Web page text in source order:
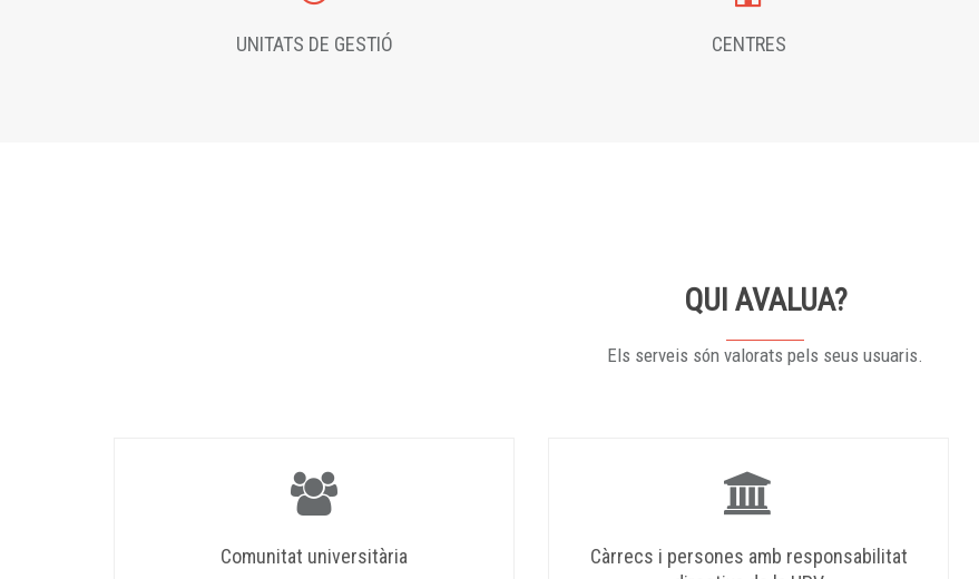
UNITATS DE GESTIÓ CENTRES
QUI AVALUA?
Els serveis són valorats pels seus usuaris.
Comunitat universitària
Càrrecs i persones amb responsabilitat